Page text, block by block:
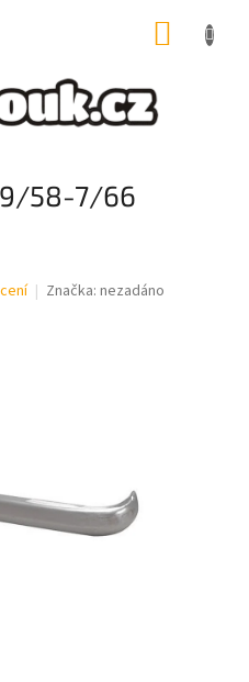
9/58-7/66
Značka: nezadáno